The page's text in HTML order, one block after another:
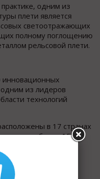
одним из
плети является
светоотражающих
полному поглощению
рельсовой плети.
инновационных
из лидеров
технологий
в 17 странах
более 1500
home/